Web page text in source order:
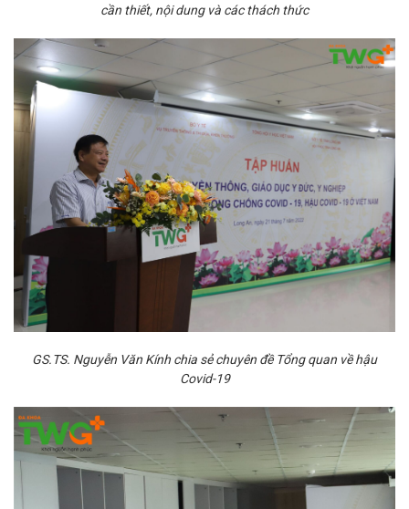
cần thiết, nội dung và các thách thức
GS.TS. Nguyễn Văn Kính chia sẻ chuyên đề Tổng quan về hậu
Covid-19